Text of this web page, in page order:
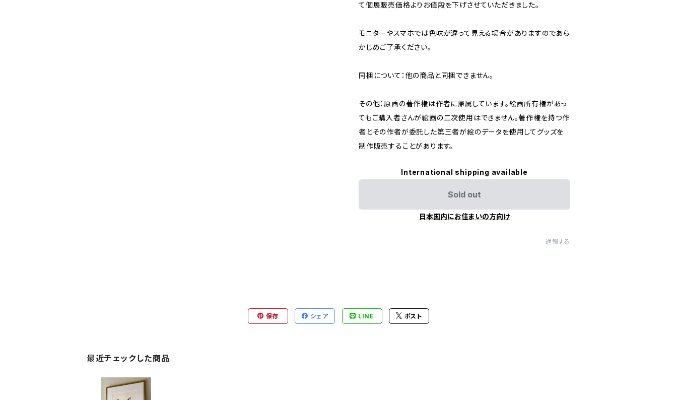
て個展販売価格よりお値段を下げさせていただきました。
モニターやスマホでは色味が違って見える場合がありますのであら
かじめご了承ください。
同梱について：他の商品と同梱できません。
その他：原画の著作権は作者に帰属しています。絵画所有権があっ
てもご購入者さんが絵画の二次使用はできません。著作権を持つ作
者とその作者が委託した第三者が絵のデータを使用してグッズを
制作販売することがあります。
International shipping available
Sold out
日本国内にお住まいの方向け
通報する
保存 シェア LINE ポスト
最近チェックした商品